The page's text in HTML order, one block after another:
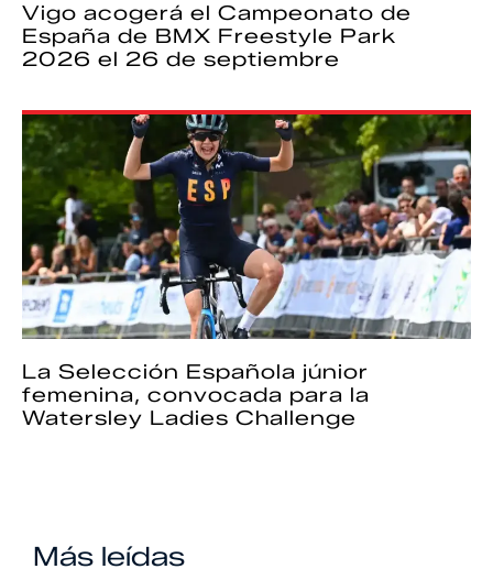
Vigo acogerá el Campeonato de
España de BMX Freestyle Park
2026 el 26 de septiembre
La Selección Española júnior
femenina, convocada para la
Watersley Ladies Challenge
Más leídas